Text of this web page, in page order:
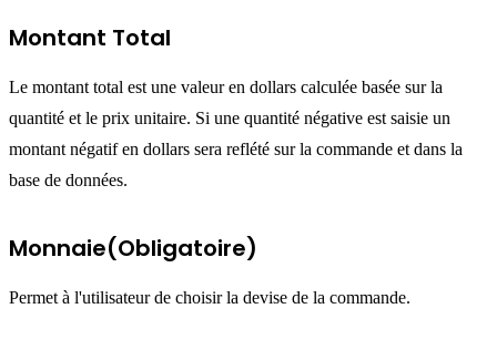
Montant Total
Le montant total est une valeur en dollars calculée basée sur la
quantité et le prix unitaire. Si une quantité négative est saisie un
montant négatif en dollars sera reflété sur la commande et dans la
base de données.
Monnaie(Obligatoire)
Permet à l'utilisateur de choisir la devise de la commande.